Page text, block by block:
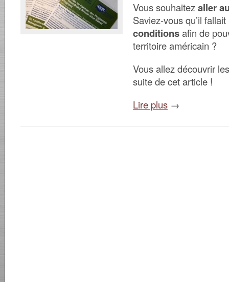
Vous souhaitezaller
Saviez-vous qu’il
conditionsafin de
territoire américain ?
Vous allez découvrir
suite de cet article !
Lire plus →